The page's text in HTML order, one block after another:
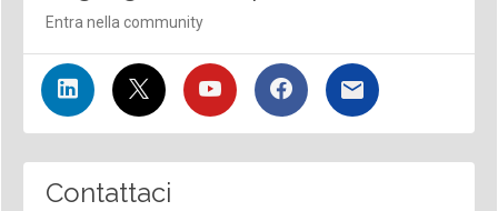
Entra nella community
Contattaci